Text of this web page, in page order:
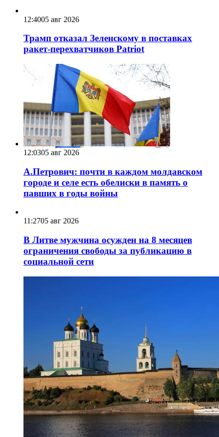
12:4005 авг 2026
Трамп отказал Зеленскому в поставках
ракет-перехватчиков Patriot
12:0305 авг 2026
А.Петрович: почти в каждом молдавском
городе и селе есть обелиски в память о
павших в годы войны
11:2705 авг 2026
В Литве мужчина осужден на 8 месяцев
ограничения свободы за публикацию в
социальной сети